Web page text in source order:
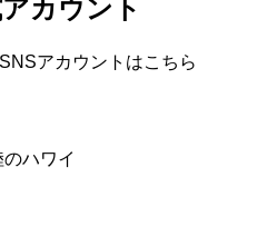
カウント
アカウントはこちら
ハワイ